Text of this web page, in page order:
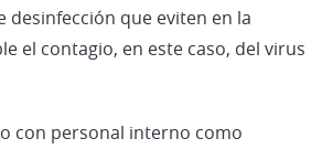
desinfección que eviten en la
el contagio, en este caso, del virus
con personal interno como